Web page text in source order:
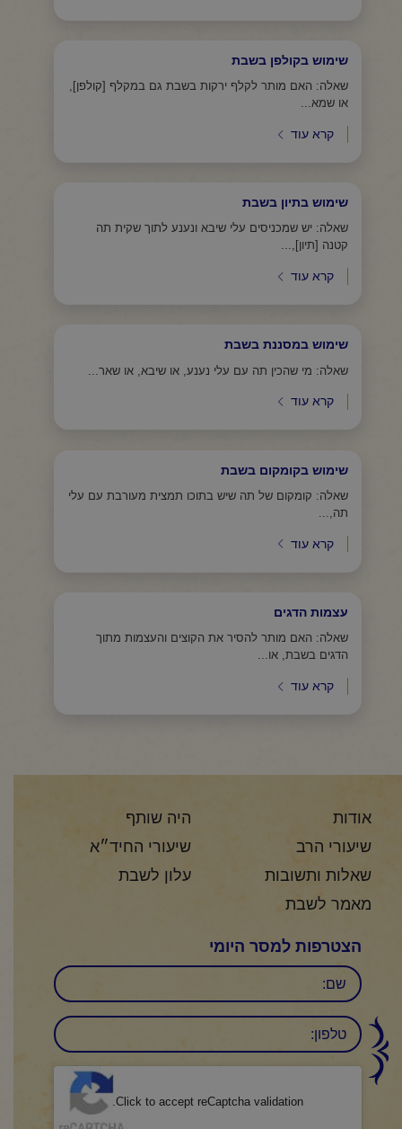
שימוש בקולפן בשבת
שאלה: האם מותר לקלף ירקות בשבת גם במקלף [קולפן],
או שמא...
קרא עוד
שימוש בתיון בשבת
שאלה: יש שמכניסים עלי שיבא ונענע לתוך שקית תה
קטנה [תיון],...
קרא עוד
שימוש במסננת בשבת
שאלה: מי שהכין תה עם עלי נענע, או שיבא, או שאר...
קרא עוד
שימוש בקומקום בשבת
שאלה: קומקום של תה שיש בתוכו תמצית מעורבת עם עלי
תה,...
קרא עוד
עצמות הדגים
שאלה: האם מותר להסיר את הקוצים והעצמות מתוך
הדגים בשבת, או...
קרא עוד
אודות
היה שותף
שיעורי הרב
שיעורי החיד״א
שאלות ותשובות
עלון לשבת
מאמר לשבת
הצטרפות למסר היומי
שם
טלפון:
Click to accept reCaptcha validation.